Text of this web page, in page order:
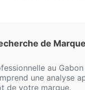
de
au
une analyse
de votre marque.